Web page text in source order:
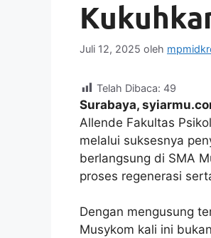
Juli 12, 2025 oleh
Telah Dibaca: 49
Surabaya,
Allende Fakultas
melalui suksesnya
berlangsung di SMA
proses regenerasi
Dengan mengusung
Musykom kali ini